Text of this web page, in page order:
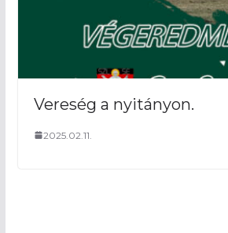
Vereség a nyitányon.
2025.02.11.